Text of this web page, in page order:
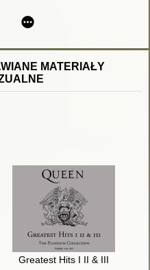
MATERIAŁY
Greatest Hits I II & III